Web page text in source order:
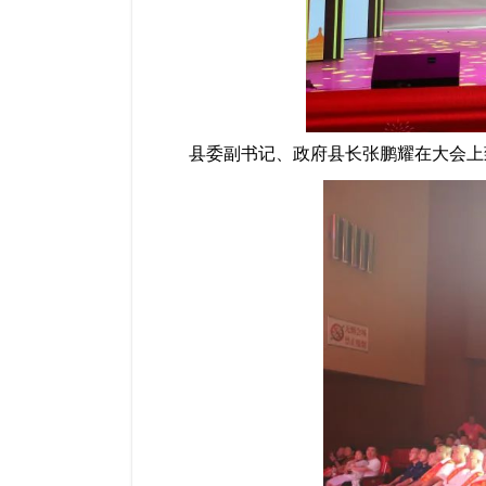
县委副书记、政府县长张鹏耀在大会